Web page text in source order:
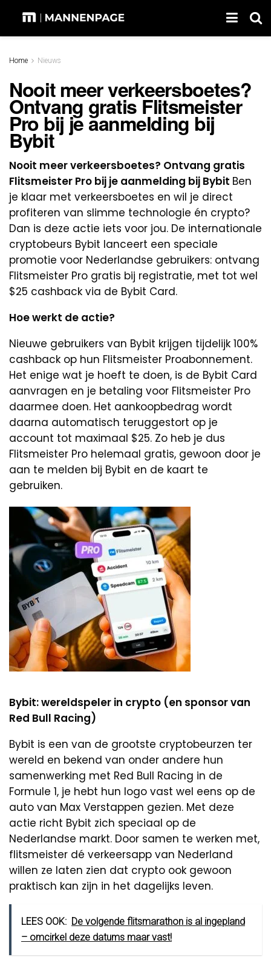
Home Nieuws
Nooit meer verkeersboetes?
Ontvang gratis Flitsmeister
Pro bij je aanmelding bij
Bybit
Nooit meer verkeersboetes? Ontvang gratis
Flitsmeister Pro bij je aanmelding bij Bybit Ben
je klaar met verkeersboetes en wil je direct
profiteren van slimme technologie én crypto?
Dan is deze actie iets voor jou. De internationale
cryptobeurs Bybit lanceert een speciale
promotie voor Nederlandse gebruikers: ontvang
Flitsmeister Pro gratis bij registratie, met tot wel
$25 cashback via de Bybit Card.
Hoe werkt de actie?
Nieuwe gebruikers van Bybit krijgen tijdelijk 100%
cashback op hun Flitsmeister Proabonnement.
Het enige wat je hoeft te doen, is de Bybit Card
aanvragen en je betaling voor Flitsmeister Pro
daarmee doen. Het aankoopbedrag wordt
daarna automatisch teruggestort op je
account tot maximaal $25. Zo heb je dus
Flitsmeister Pro helemaal gratis, gewoon door je
aan te melden bij Bybit en de kaart te
gebruiken.
Bybit: wereldspeler in crypto (en sponsor van
Red Bull Racing)
Bybit is een van de grootste cryptobeurzen ter
wereld en bekend van onder andere hun
samenwerking met Red Bull Racing in de
Formule 1, je hebt hun logo vast wel eens op de
auto van Max Verstappen gezien. Met deze
actie richt Bybit zich speciaal op de
Nederlandse markt. Door samen te werken met,
flitsmeister dé verkeersapp van Nederland
willen ze laten zien dat crypto ook gewoon
praktisch kan zijn in het dagelijks leven.
LEES OOK: De volgende flitsmarathon is al ingepland
– omcirkel deze datums maar vast!